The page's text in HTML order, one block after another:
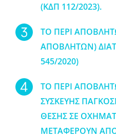
(ΚΔΠ 112/2023).
ΤΟ ΠΕΡΙ
ΑΠΟΒΛΗΤΩΝ)
545/2020)
TO ΠΕΡΙ
ΣΥΣΚΕΥΗΣ
ΘΕΣΗΣ ΣΕ
ΜΕΤΑΦΕΡΟΥΝ